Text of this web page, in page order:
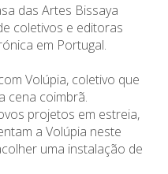
das Artes Bissaya
coletivos e editoras
em Portugal.
Volúpia, coletivo que
cena coimbrã.
projetos em estreia,
a Volúpia neste
uma instalação de